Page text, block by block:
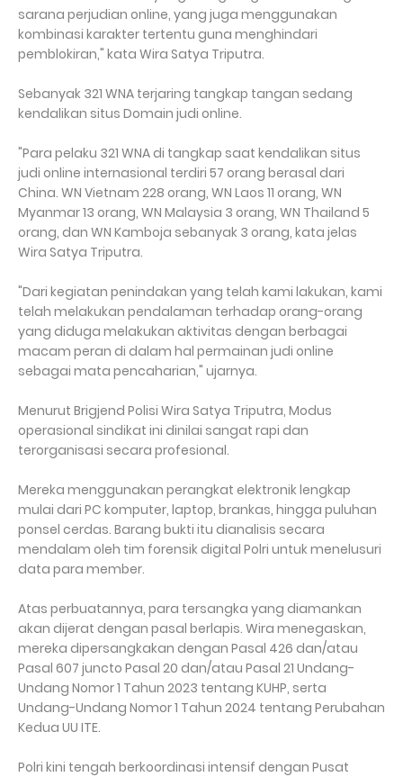
sarana perjudian online, yang juga menggunakan
kombinasi karakter tertentu guna menghindari
pemblokiran," kata Wira Satya Triputra.
Sebanyak 321 WNA terjaring tangkap tangan sedang
kendalikan situs Domain judi online.
"Para pelaku 321 WNA di tangkap saat kendalikan situs
judi online internasional terdiri 57 orang berasal dari
China. WN Vietnam 228 orang, WN Laos 11 orang, WN
Myanmar 13 orang, WN Malaysia 3 orang, WN Thailand 5
orang, dan WN Kamboja sebanyak 3 orang, kata jelas
Wira Satya Triputra.
"Dari kegiatan penindakan yang telah kami lakukan, kami
telah melakukan pendalaman terhadap orang-orang
yang diduga melakukan aktivitas dengan berbagai
macam peran di dalam hal permainan judi online
sebagai mata pencaharian," ujarnya.
Menurut Brigjend Polisi Wira Satya Triputra, Modus
operasional sindikat ini dinilai sangat rapi dan
terorganisasi secara profesional.
Mereka menggunakan perangkat elektronik lengkap
mulai dari PC komputer, laptop, brankas, hingga puluhan
ponsel cerdas. Barang bukti itu dianalisis secara
mendalam oleh tim forensik digital Polri untuk menelusuri
data para member.
Atas perbuatannya, para tersangka yang diamankan
akan dijerat dengan pasal berlapis. Wira menegaskan,
mereka dipersangkakan dengan Pasal 426 dan/atau
Pasal 607 juncto Pasal 20 dan/atau Pasal 21 Undang-
Undang Nomor 1 Tahun 2023 tentang KUHP, serta
Undang-Undang Nomor 1 Tahun 2024 tentang Perubahan
Kedua UU ITE.
Polri kini tengah berkoordinasi intensif dengan Pusat